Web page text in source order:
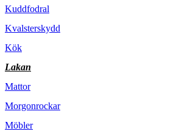
Kuddfodral
Kvalsterskydd
Kök
Lakan
Mattor
Morgonrockar
Möbler